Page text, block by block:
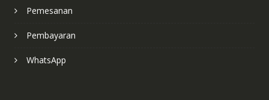
Pemesanan
Pembayaran
WhatsApp